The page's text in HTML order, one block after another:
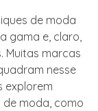
de moda
gama e, claro,
Muitas marcas
nesse
explorem
de moda, como